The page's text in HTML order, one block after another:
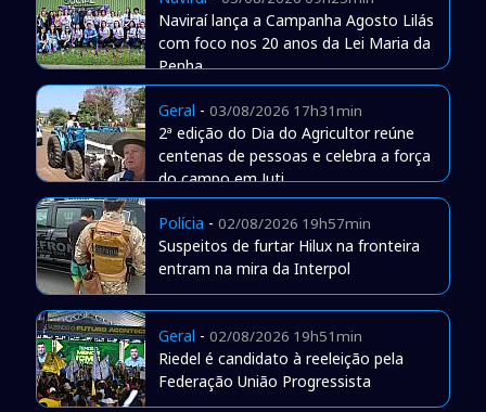
Naviraí lança a Campanha Agosto Lilás
com foco nos 20 anos da Lei Maria da
Penha
Geral - 03/08/2026 17h31min
2ª edição do Dia do Agricultor reúne
centenas de pessoas e celebra a força
do campo em Juti
Polícia - 02/08/2026 19h57min
Suspeitos de furtar Hilux na fronteira
entram na mira da Interpol
Geral - 02/08/2026 19h51min
Riedel é candidato à reeleição pela
Federação União Progressista